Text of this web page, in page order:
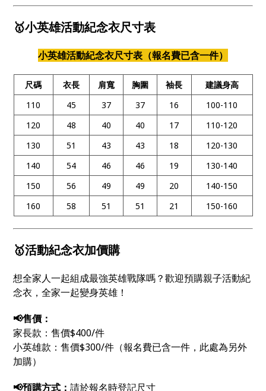
🥇小英雄活動紀念衣尺寸表
小英雄活動紀念衣尺寸表（報名費已含一件）
尺碼 衣長 肩寬 胸圍 袖長
建議身高
110
45 37 37 16
100-110
120
48 40 40 17
110-120
130
51 43 43 18
120-130
140
54 46 46 19
130-140
150
56 49 49 20
140-150
160
58 51 51 21 150-160
🥇活動紀念衣加價購
想全家人一起組成最強英雄戰隊嗎？歡迎預購親子活動紀
念衣，全家一起變身英雄！
📢售價：
家長款：售價$400/件
小英雄款：售價$300/件（報名費已含一件，此處為另外
加購）
📢預購方式：請於報名時登記尺寸